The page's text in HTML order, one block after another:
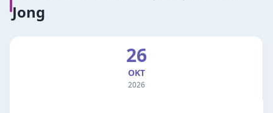
Jong
26
OKT
2026